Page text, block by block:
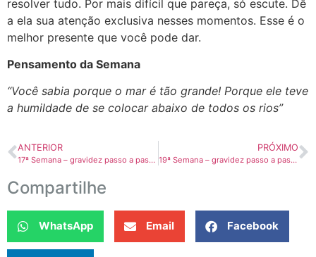
resolver tudo. Por mais difícil que pareça, só escute. Dê
a ela sua atenção exclusiva nesses momentos. Esse é o
melhor presente que você pode dar.
Pensamento da Semana
“Você sabia porque o mar é tão grande! Porque ele teve
a humildade de se colocar abaixo de todos os rios”
ANTERIOR
17ª Semana – gravidez passo a passo
PRÓXIMO
19ª Semana – gravidez passo a passo
Compartilhe
WhatsApp Email Facebook